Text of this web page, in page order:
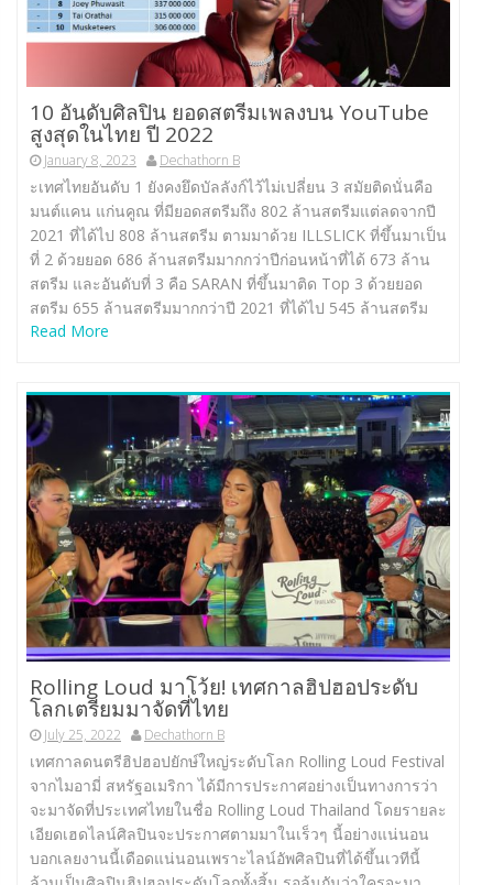
10 อันดับศิลปิน ยอดสตรีมเพลงบน YouTube
สูงสุดในไทย ปี 2022
January 8, 2023 Dechathorn B
ะเทศไทยอันดับ 1 ยังคงยึดบัลลังก์ไว้ไม่เปลี่ยน 3 สมัยติดนั่นคือ
มนต์แคน แก่นคูณ ที่มียอดสตรีมถึง 802 ล้านสตรีมแต่ลดจากปี
2021 ที่ได้ไป 808 ล้านสตรีม ตามมาด้วย ILLSLICK ที่ขึ้นมาเป็น
ที่ 2 ด้วยยอด 686 ล้านสตรีมมากกว่าปีก่อนหน้าที่ได้ 673 ล้าน
สตรีม และอันดับที่ 3 คือ SARAN ที่ขึ้นมาติด Top 3 ด้วยยอด
สตรีม 655 ล้านสตรีมมากกว่าปี 2021 ที่ได้ไป 545 ล้านสตรีม
Read More
Rolling Loud มาโว้ย! เทศกาลฮิปฮอประดับ
โลกเตรียมมาจัดที่ไทย
July 25, 2022 Dechathorn B
เทศกาลดนตรีฮิปฮอปยักษ์ใหญ่ระดับโลก Rolling Loud Festival
จากไมอามี่ สหรัฐอเมริกา ได้มีการประกาศอย่างเป็นทางการว่า
จะมาจัดที่ประเทศไทยในชื่อ Rolling Loud Thailand โดยรายละ
เอียดเฮดไลน์ศิลปินจะประกาศตามมาในเร็วๆ นี้อย่างแน่นอน
บอกเลยงานนี้เดือดแน่นอนเพราะไลน์อัพศิลปินที่ได้ขึ้นเวทีนี้